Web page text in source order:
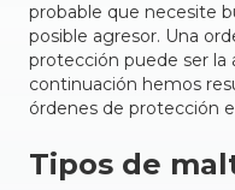
probable que necesite
posible agresor. Una
protección puede ser la
continuación hemos
órdenes de protección
Tipos de